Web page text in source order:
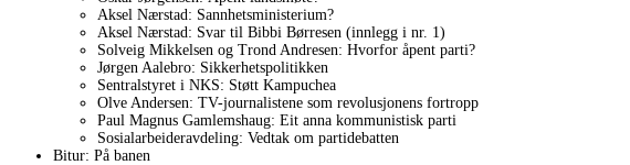
Aksel Nærstad: Sannhetsministerium?
Aksel Nærstad: Svar til Bibbi Børresen (innlegg i nr. 1)
Solveig Mikkelsen og Trond Andresen: Hvorfor åpent parti?
Jørgen Aalebro: Sikkerhetspolitikken
Sentralstyret i NKS: Støtt Kampuchea
Olve Andersen: TV-journalistene som revolusjonens fortropp
Paul Magnus Gamlemshaug: Eit anna kommunistisk parti
Sosialarbeideravdeling: Vedtak om partidebatten
Bitur: På banen